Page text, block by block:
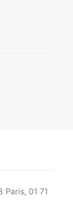
Paris, 01 71